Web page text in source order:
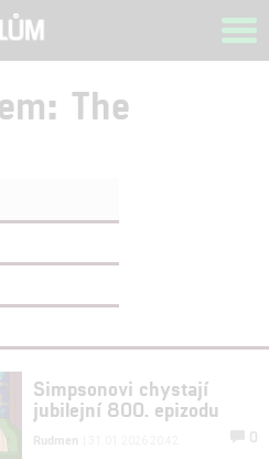
The
Simpsonovi chystají
jubilejní 800. epizodu
Rudmen 0